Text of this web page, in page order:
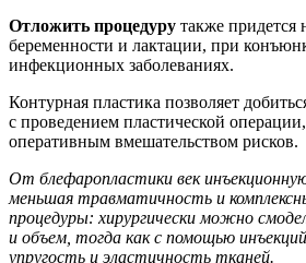
Отложить процедуру также придется
беременности и лактации, при
инфекционных заболеваниях.
Контурная пластика позволяет
с проведением пластической
оперативным вмешательством рисков.
От блефаропластики век
меньшая травматичность и
процедуры: хирургически можно
и объем, тогда как с помощью
упругость и эластичность тканей.